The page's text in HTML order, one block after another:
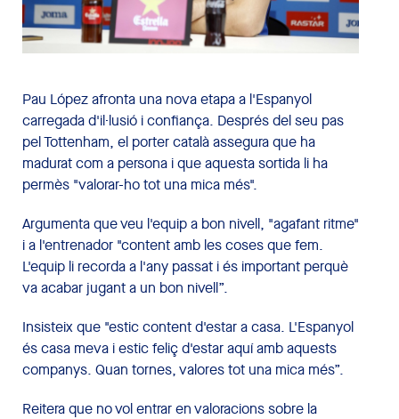
Pau López afronta una nova etapa a l'Espanyol
carregada d'il·lusió i confiança. Després del seu pas
pel Tottenham, el porter català assegura que ha
madurat com a persona i que aquesta sortida li ha
permès "valorar-ho tot una mica més".
Argumenta que veu l'equip a bon nivell, "agafant ritme"
i a l'entrenador "content amb les coses que fem.
L'equip li recorda a l'any passat i és important perquè
va acabar jugant a un bon nivell”.
Insisteix que "estic content d'estar a casa. L'Espanyol
és casa meva i estic feliç d'estar aquí amb aquests
companys. Quan tornes, valores tot una mica més”.
Reitera que no vol entrar en valoracions sobre la